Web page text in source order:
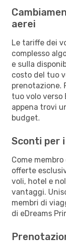
aerei
Le tariffe dei
complesso
e sulla
costo del tuo
prenotazione.
tuo volo verso
appena trovi
budget.
Sconti per
Come
offerte
voli, hotel e
vantaggi.
membri di
di eDreams